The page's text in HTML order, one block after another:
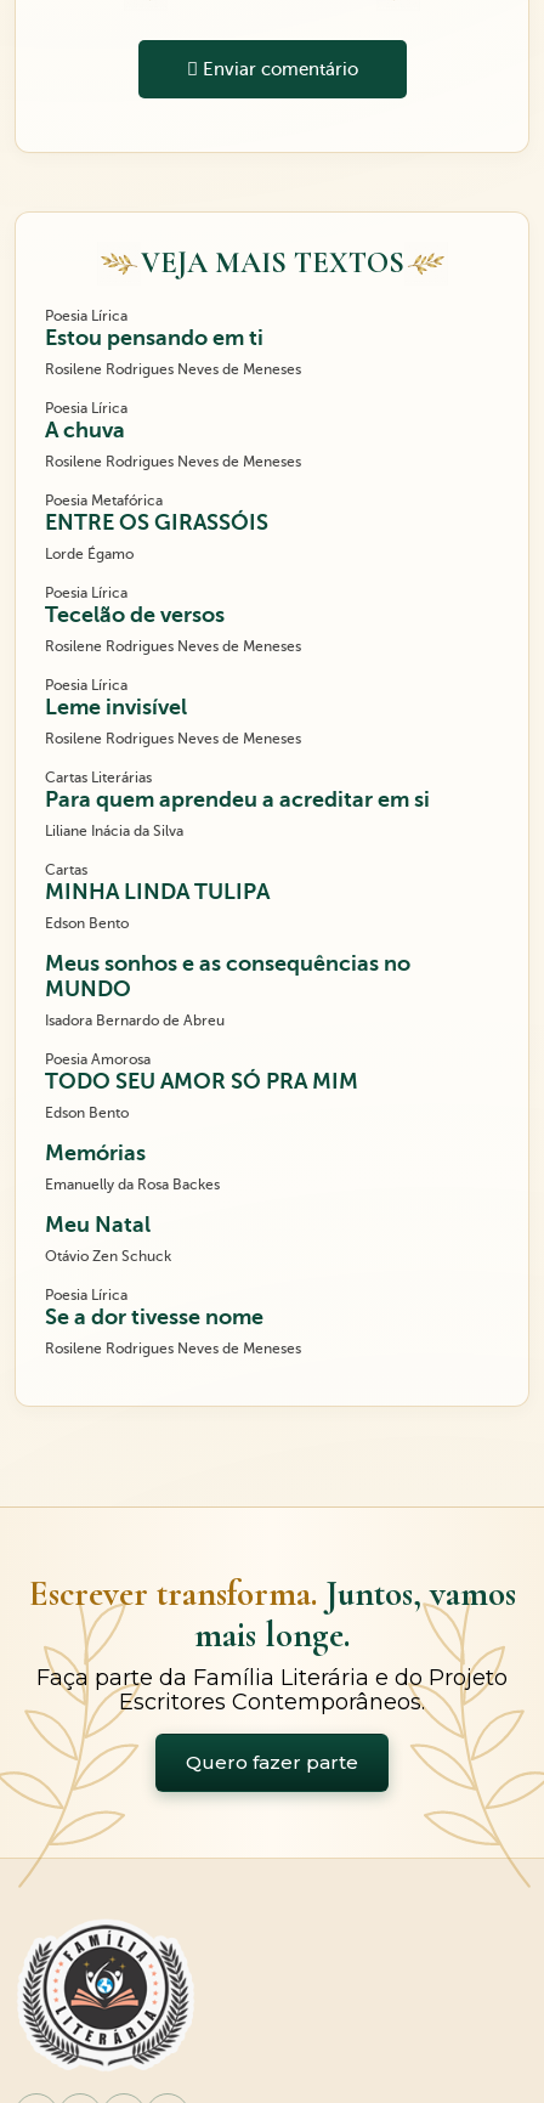
Enviar comentário
VEJA MAIS TEXTOS
Poesia Lírica
Estou pensando em ti
Rosilene Rodrigues Neves de Meneses
Poesia Lírica
A chuva
Rosilene Rodrigues Neves de Meneses
Poesia Metafórica
ENTRE OS GIRASSÓIS
Lorde Égamo
Poesia Lírica
Tecelão de versos
Rosilene Rodrigues Neves de Meneses
Poesia Lírica
Leme invisível
Rosilene Rodrigues Neves de Meneses
Cartas Literárias
Para quem aprendeu a acreditar em si
Liliane Inácia da Silva
Cartas
MINHA LINDA TULIPA
Edson Bento
Meus sonhos e as consequências no
MUNDO
Isadora Bernardo de Abreu
Poesia Amorosa
TODO SEU AMOR SÓ PRA MIM
Edson Bento
Memórias
Emanuelly da Rosa Backes
Meu Natal
Otávio Zen Schuck
Poesia Lírica
Se a dor tivesse nome
Rosilene Rodrigues Neves de Meneses
Escrever transforma. Juntos, vamos
mais longe.
Faça parte da Família Literária e do Projeto
Escritores Contemporâneos.
Quero fazer parte